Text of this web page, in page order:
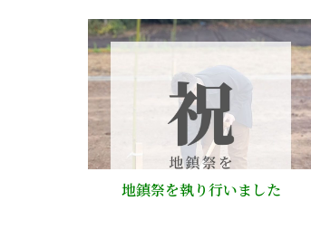
地鎮祭を執り行いました